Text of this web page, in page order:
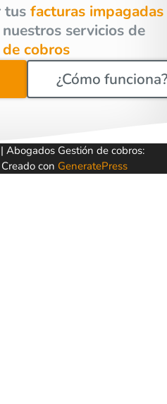
tus facturas impagadas
servicios de
cobros
¿Cómo funciona?
Gestión de cobros:
con GeneratePress